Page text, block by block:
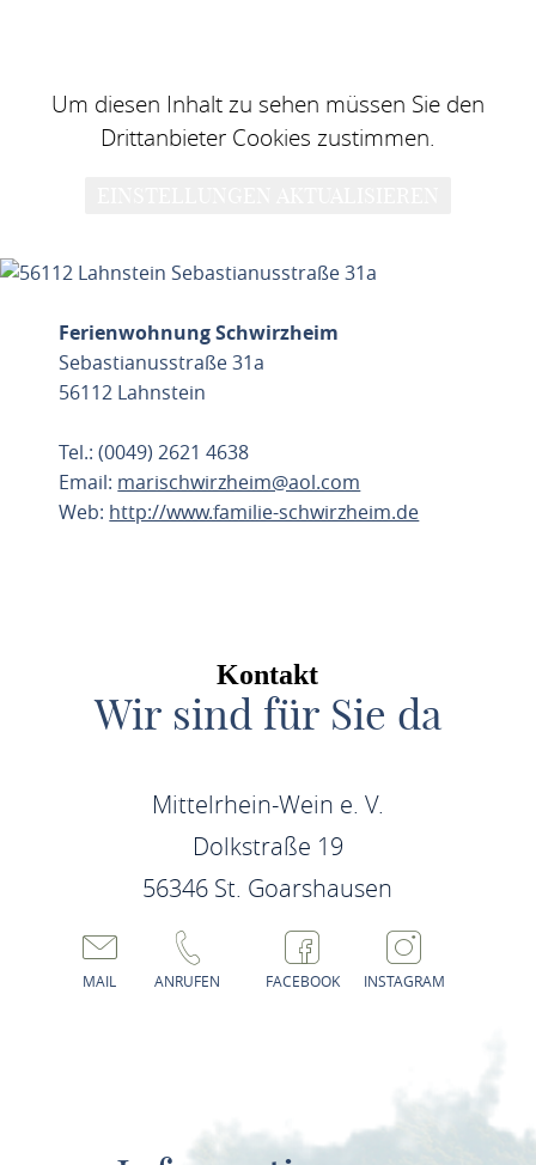
Um diesen Inhalt zu sehen müssen Sie den
Drittanbieter Cookies zustimmen.
Ferienwohnung Schwirzheim
Sebastianusstraße 31a
56112 Lahnstein
Tel.: (0049) 2621 4638
Email: marischwirzheim@aol.com
Web: http://www.familie-schwirzheim.de
Kontakt
Wir sind für Sie da
Mittelrhein-Wein e. V.
Dolkstraße 19
56346 St. Goarshausen
MAIL ANRUFEN FACEBOOK INSTAGRAM